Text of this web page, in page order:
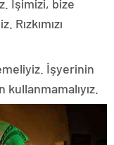
İşimizi, bize
İşyerinin